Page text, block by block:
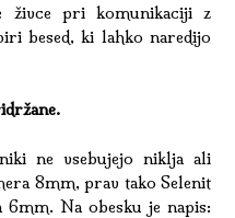
živce pri komunikaciji z
besed, ki lahko naredijo
ne vsebujejo niklja ali
8mm, prav tako Selenit
Na obesku je napis: